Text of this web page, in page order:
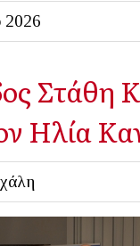
2026
Στάθη
Ηλία